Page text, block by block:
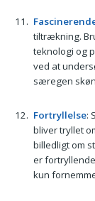
tiltrækning.
teknologi og
ved at
særegen
Fortryllelse:
bliver tryllet
billedligt om
er
kun